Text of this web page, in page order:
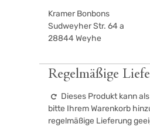
Kramer Bonbons
Sudweyher Str. 64 a
28844 Weyhe
Regelmäßige
Dieses Produkt kann
bitte Ihrem Warenkorb
regelmäßige Lieferung